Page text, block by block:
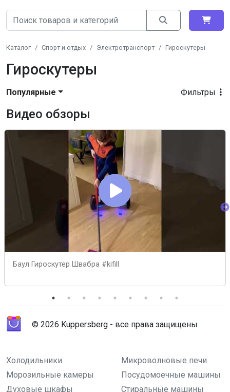
Каталог Спорт и отдых Электротранспорт Гироскутеры
Гироскутеры
Фильтры
Популярные
Видео обзоры
Баул Гироскутер Швабра #kifill
© 2026 Kuppersberg - все права защищены
Холодильники
Микроволновые печи
Морозильные камеры
Посудомоечные машины
Духовые шкафы
Стиральные машины